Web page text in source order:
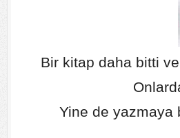
Bir kitap daha bitti ve
Yine de yazmaya